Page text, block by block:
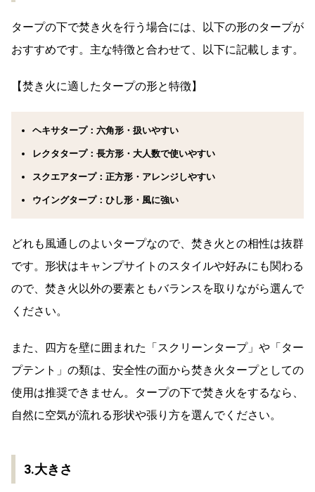
タープの下で焚き火を行う場合には、以下の形のタープが
おすすめです。主な特徴と合わせて、以下に記載します。
【焚き火に適したタープの形と特徴】
ヘキサタープ：六角形・扱いやすい
レクタタープ：長方形・大人数で使いやすい
スクエアタープ：正方形・アレンジしやすい
ウイングタープ：ひし形・風に強い
どれも風通しのよいタープなので、焚き火との相性は抜群
です。形状はキャンプサイトのスタイルや好みにも関わる
ので、焚き火以外の要素ともバランスを取りながら選んで
ください。
また、四方を壁に囲まれた「スクリーンタープ」や「ター
プテント」の類は、安全性の面から焚き火タープとしての
使用は推奨できません。タープの下で焚き火をするなら、
自然に空気が流れる形状や張り方を選んでください。
3.大きさ